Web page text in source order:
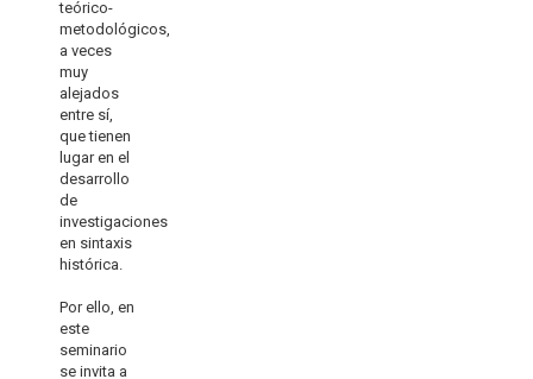
teórico-
metodológicos,
a veces
muy
alejados
entre sí,
que tienen
lugar en el
desarrollo
de
investigaciones
en sintaxis
histórica.
Por ello, en
este
seminario
se invita a